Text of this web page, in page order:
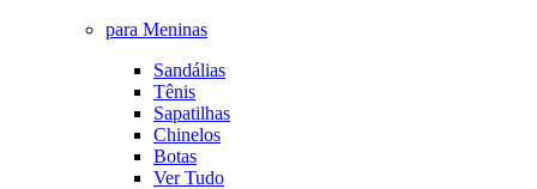
para Meninas
Sandálias
Tênis
Sapatilhas
Chinelos
Botas
Ver Tudo